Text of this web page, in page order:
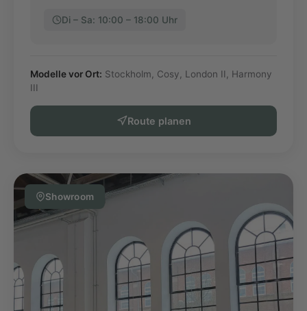
Di – Sa: 10:00 – 18:00 Uhr
Modelle vor Ort: Stockholm, Cosy, London II, Harmony
III
Route planen
Showroom